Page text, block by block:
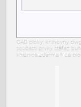
CAD bloky: knihovny
součásti prvky stafáž
knižnica zdarma free